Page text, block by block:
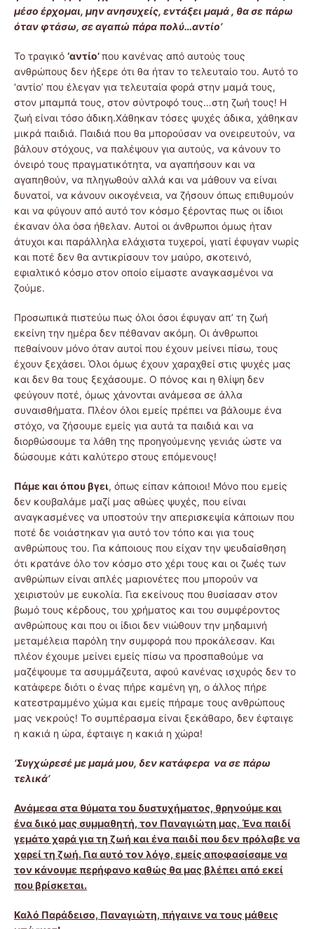
μέσο έρχομαι, μην ανησυχείς, εντάξει μαμά , θα σε πάρω
όταν φτάσω, σε αγαπώ πάρα πολύ…αντίο’
Το τραγικό ‘αντίο’που κανένας από αυτούς τους
ανθρώπους δεν ήξερε ότι θα ήταν το τελευταίο του. Αυτό το
‘αντίο’ που έλεγαν για τελευταία φορά στην μαμά τους,
στον μπαμπά τους, στον σύντροφό τους…στη ζωή τους! Η
ζωή είναι τόσο άδικη.Χάθηκαν τόσες ψυχές άδικα, χάθηκαν
μικρά παιδιά. Παιδιά που θα μπορούσαν να ονειρευτούν, να
βάλουν στόχους, να παλέψουν για αυτούς, να κάνουν το
όνειρό τους πραγματικότητα, να αγαπήσουν και να
αγαπηθούν, να πληγωθούν αλλά και να μάθουν να είναι
δυνατοί, να κάνουν οικογένεια, να ζήσουν όπως επιθυμούν
και να φύγουν από αυτό τον κόσμο ξέροντας πως οι ίδιοι
έκαναν όλα όσα ήθελαν. Αυτοί οι άνθρωποι όμως ήταν
άτυχοι και παράλληλα ελάχιστα τυχεροί, γιατί έφυγαν νωρίς
και ποτέ δεν θα αντικρίσουν τον μαύρο, σκοτεινό,
εφιαλτικό κόσμο στον οποίο είμαστε αναγκασμένοι να
ζούμε.
Προσωπικά πιστεύω πως όλοι όσοι έφυγαν απ’ τη ζωή
εκείνη την ημέρα δεν πέθαναν ακόμη. Οι άνθρωποι
πεθαίνουν μόνο όταν αυτοί που έχουν μείνει πίσω, τους
έχουν ξεχάσει. Όλοι όμως έχουν χαραχθεί στις ψυχές μας
και δεν θα τους ξεχάσουμε. Ο πόνος και η θλίψη δεν
φεύγουν ποτέ, όμως χάνονται ανάμεσα σε άλλα
συναισθήματα. Πλέον όλοι εμείς πρέπει να βάλουμε ένα
στόχο, να ζήσουμε εμείς για αυτά τα παιδιά και να
διορθώσουμε τα λάθη της προηγούμενης γενιάς ώστε να
δώσουμε κάτι καλύτερο στους επόμενους!
Πάμε και όπου βγει, όπως είπαν κάποιοι! Μόνο που εμείς
δεν κουβαλάμε μαζί μας αθώες ψυχές, που είναι
αναγκασμένες να υποστούν την απερισκεψία κάποιων που
ποτέ δε νοιάστηκαν για αυτό τον τόπο και για τους
ανθρώπους του. Για κάποιους που είχαν την ψευδαίσθηση
ότι κρατάνε όλο τον κόσμο στο χέρι τους και οι ζωές των
ανθρώπων είναι απλές μαριονέτες που μπορούν να
χειριστούν με ευκολία. Για εκείνους που θυσίασαν στον
βωμό τους κέρδους, του χρήματος και του συμφέροντος
ανθρώπους και που οι ίδιοι δεν νιώθουν την μηδαμινή
μεταμέλεια παρόλη την συμφορά που προκάλεσαν. Και
πλέον έχουμε μείνει εμείς πίσω να προσπαθούμε να
μαζέψουμε τα ασυμμάζευτα, αφού κανένας ισχυρός δεν το
κατάφερε διότι ο ένας πήρε καμένη γη, ο άλλος πήρε
κατεστραμμένο χώμα και εμείς πήραμε τους ανθρώπους
μας νεκρούς! Το συμπέρασμα είναι ξεκάθαρο, δεν έφταιγε
η κακιά η ώρα, έφταιγε η κακιά η χώρα!
‘Συγχώρεσέ με μαμά μου, δεν κατάφερα να σε πάρω
τελικά’
Ανάμεσα στα θύματα του δυστυχήματος, θρηνούμε και
ένα δικό μας συμμαθητή, τον Παναγιώτη μας. Ένα παιδί
γεμάτο χαρά για τη ζωή και ένα παιδί που δεν πρόλαβε να
χαρεί τη ζωή. Για αυτό τον λόγο, εμείς αποφασίσαμε να
τον κάνουμε περήφανο καθώς θα μας βλέπει από εκεί
που βρίσκεται.
Καλό Παράδεισο, Παναγιώτη, πήγαινε να τους μάθεις